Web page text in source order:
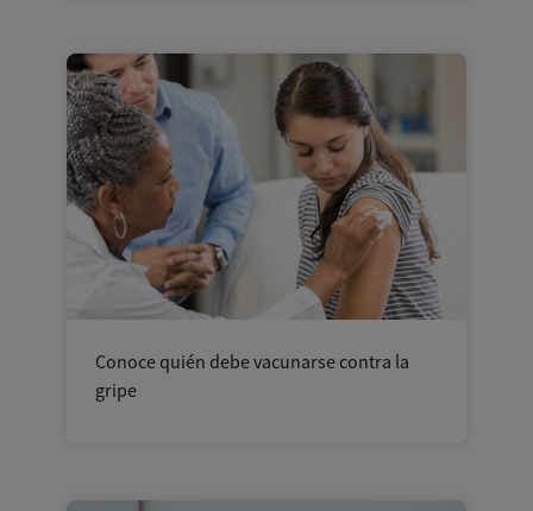
Conoce quién debe vacunarse contra la
gripe